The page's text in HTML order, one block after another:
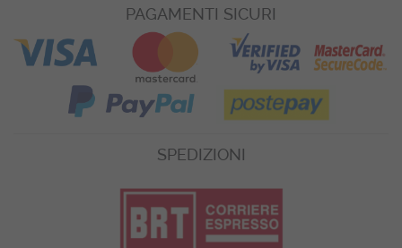
PAGAMENTI SICURI
SPEDIZIONI